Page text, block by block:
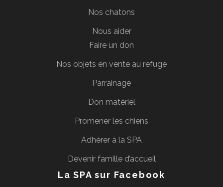
Nos chatons
Nous aider
Faire un don
Nos objets en vente au refuge
Parrainage
Don matériel
Promener les chiens
Adhérer à la SPA
Devenir famille d’accueil
La SPA sur Facebook